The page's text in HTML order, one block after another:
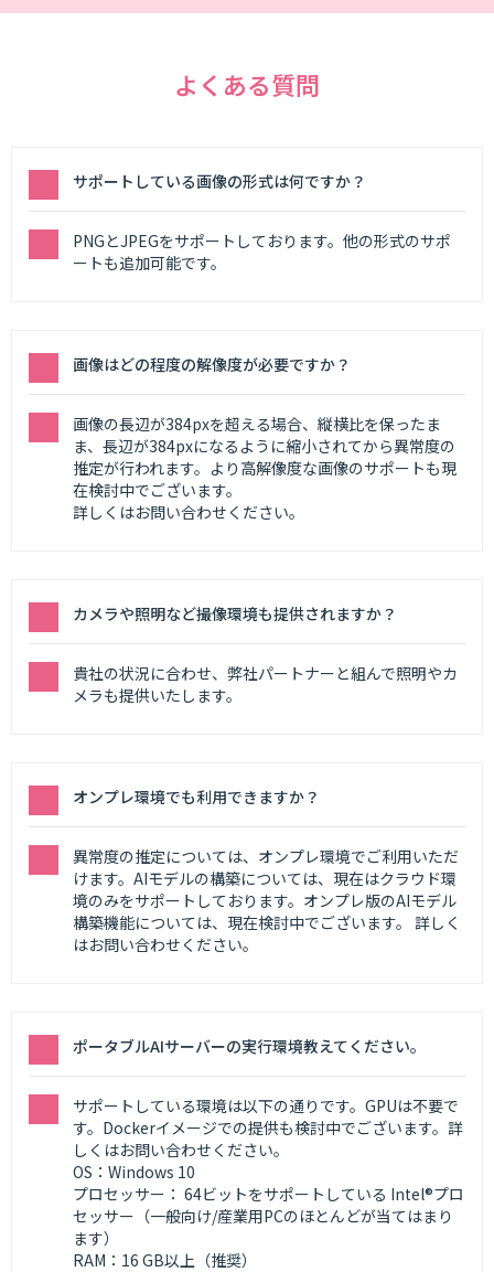
よくある質問
サポートしている画像の形式は何ですか？
PNGとJPEGをサポートしております。他の形式のサポ
ートも追加可能です。
画像はどの程度の解像度が必要ですか？
画像の長辺が384pxを超える場合、縦横比を保ったま
ま、長辺が384pxになるように縮小されてから異常度の
推定が行われます。より高解像度な画像のサポートも現
在検討中でございます。
詳しくはお問い合わせください。
カメラや照明など撮像環境も提供されますか？
貴社の状況に合わせ、弊社パートナーと組んで照明やカ
メラも提供いたします。
オンプレ環境でも利用できますか？
異常度の推定については、オンプレ環境でご利用いただ
けます。AIモデルの構築については、現在はクラウド環
境のみをサポートしております。オンプレ版のAIモデル
構築機能については、現在検討中でございます。 詳しく
はお問い合わせください。
ポータブルAIサーバーの実行環境教えてください。
サポートしている環境は以下の通りです。GPUは不要で
す。Dockerイメージでの提供も検討中でございます。詳
しくはお問い合わせください。
OS：Windows 10
プロセッサー： 64ビットをサポートしている Intel®プロ
セッサー（一般向け/産業用PCのほとんどが当てはまり
ます）
RAM：16 GB以上（推奨）